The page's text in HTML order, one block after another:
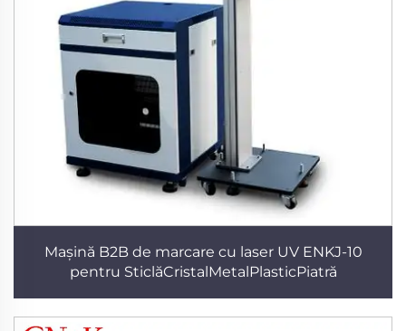
Mașină B2B de marcare cu laser UV ENKJ-10
pentru SticlăCristalMetalPlasticPiatră